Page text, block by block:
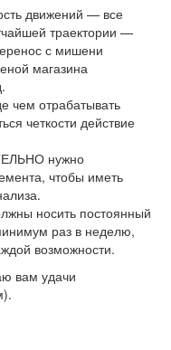
движений — все
траектории —
с мишени
магазина
чем отрабатывать
четкости действие
нужно
чтобы иметь
носить постоянный
раз в неделю,
возможности.
вам удачи